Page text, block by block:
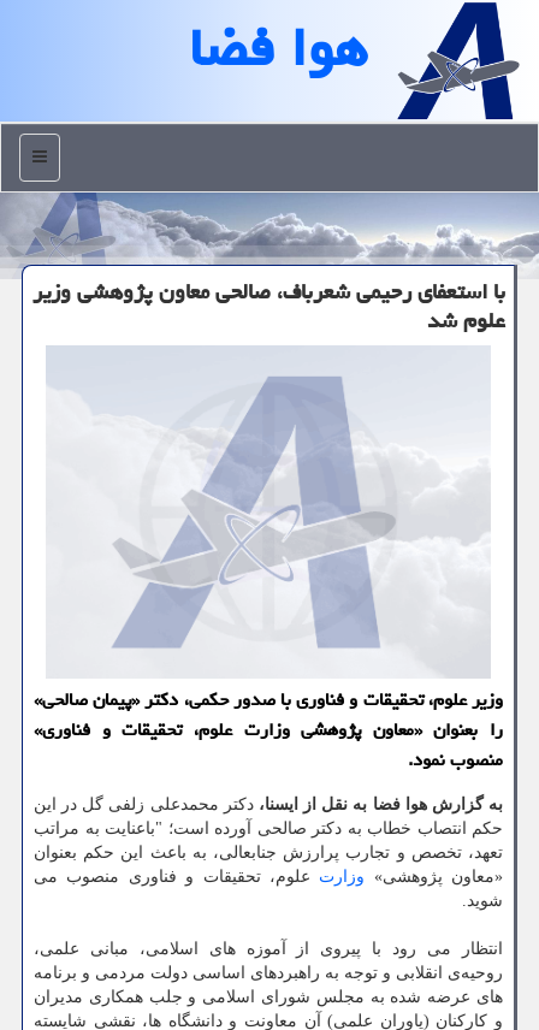
هوا فضا
منو
با استعفای رحیمی شعرباف، صالحی معاون پژوهشی وزیر
علوم شد
وزیر علوم، تحقیقات و فناوری با صدور حکمی، دکتر «پیمان صالحی»
را بعنوان «معاون پژوهشی وزارت علوم، تحقیقات و فناوری»
منصوب نمود.
به گزارش هوا فضا به نقل از ایسنا،دکتر محمدعلی زلفی گل در این
حکم انتصاب خطاب به دکتر صالحی آورده است؛ "باعنایت به مراتب
تعهد، تخصص و تجارب پرارزش جنابعالی، به باعث این حکم بعنوان
«معاون پژوهشی» وزارت علوم، تحقیقات و فناوری منصوب می
شوید.
انتظار می رود با پیروی از آموزه های اسلامی، مبانی علمی،
روحیه‌ی انقلابی و توجه به راهبردهای اساسی دولت مردمی و برنامه
های عرضه شده به مجلس شورای اسلامی و جلب همکاری مدیران
و کارکنان (یاوران علمی) آن معاونت و دانشگاه ها، نقشی شایسته